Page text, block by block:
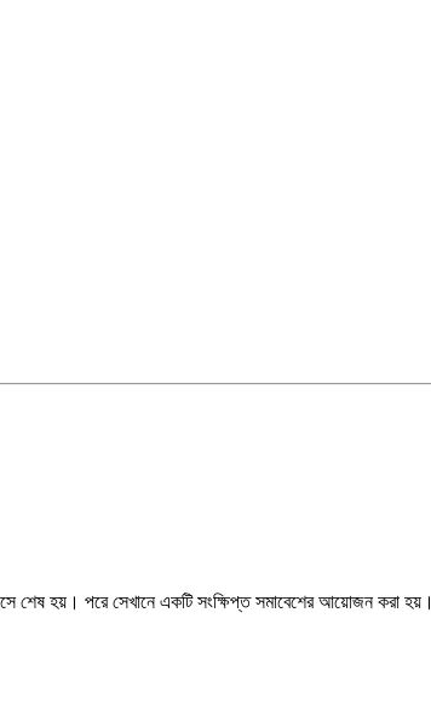
শেষ হয়। পরে সেখানে একটি সংক্ষিপ্ত সমাবেশের আয়োজন করা হয়।